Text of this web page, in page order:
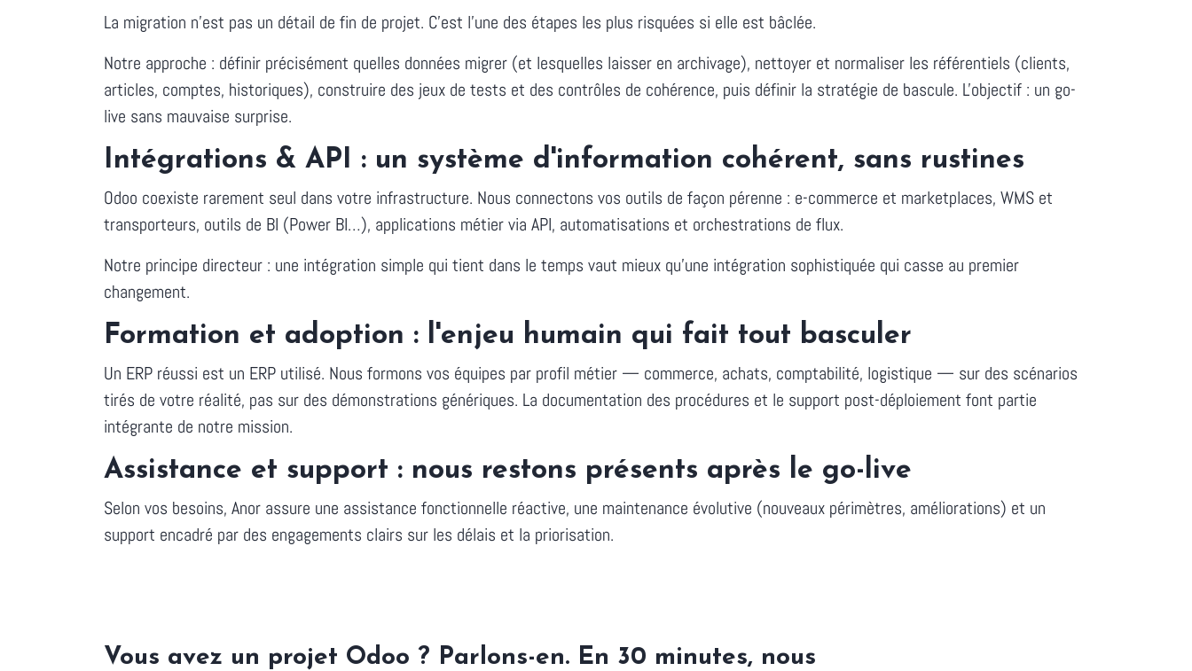
La migration n'est pas un détail de fin de projet. C'est l'une des étapes les plus risquées si elle est bâclée.
Notre approche : définir précisément quelles données migrer (et lesquelles laisser en archivage), nettoyer et normaliser les référentiels (clients,
articles, comptes, historiques), construire des jeux de tests et des contrôles de cohérence, puis définir la stratégie de bascule. L'objectif : un go-
live sans mauvaise surprise.
Intégrations & API : un système d'information cohérent, sans rustines
Odoo coexiste rarement seul dans votre infrastructure. Nous connectons vos outils de façon pérenne : e-commerce et marketplaces, WMS et
transporteurs, outils de BI (Power BI…), applications métier via API, automatisations et orchestrations de flux.
Notre principe directeur : une intégration simple qui tient dans le temps vaut mieux qu'une intégration sophistiquée qui casse au premier
changement.
Formation et adoption : l'enjeu humain qui fait tout basculer
Un ERP réussi est un ERP utilisé. Nous formons vos équipes par profil métier — commerce, achats, comptabilité, logistique — sur des scénarios
tirés de votre réalité, pas sur des démonstrations génériques. La documentation des procédures et le support post-déploiement font partie
intégrante de notre mission.
Assistance et support : nous restons présents après le go-live
Selon vos besoins, Anor assure une assistance fonctionnelle réactive, une maintenance évolutive (nouveaux périmètres, améliorations) et un
support encadré par des engagements clairs sur les délais et la priorisation.
Vous avez un projet Odoo ? Parlons-en. En 30 minutes, nous